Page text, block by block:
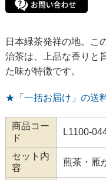
日本緑茶発祥の地。こ
治茶は、上品な香りと
た味が特徴です。
★「一括お届け」の送
商品コー
ド
L1100-
セット内
容
煎茶・雁